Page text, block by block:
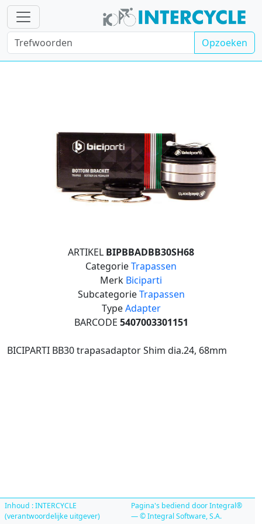
Opzoeken
ARTIKEL BIPBBADBB30SH68
CategorieTrapassen
Merk Biciparti
SubcategorieTrapassen
TypeAdapter
BARCODE 5407003301151
BICIPARTI BB30 trapasadaptor Shim dia.24, 68mm
Inhoud : INTERCYCLE
(verantwoordelijke uitgever)
Pagina's bediend door Integral®
— © Integral Software, S.A.